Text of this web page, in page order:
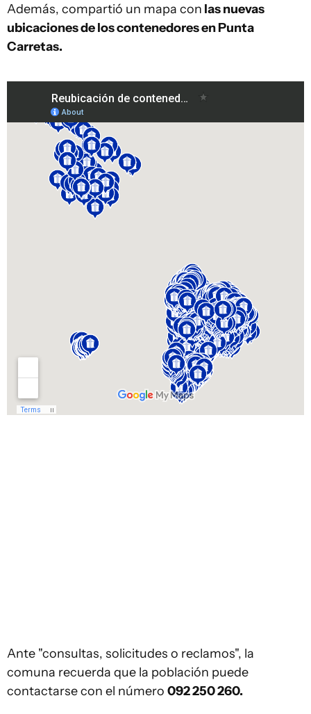
Además, compartió un mapa con las nuevas
ubicaciones de los contenedores en Punta
Carretas.
Ante "consultas, solicitudes o reclamos", la
comuna recuerda que la población puede
contactarse con el número 092 250 260.